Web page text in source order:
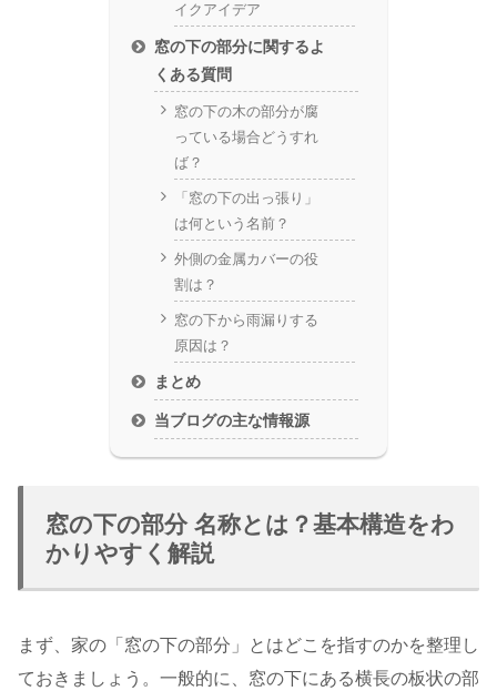
イクアイデア
窓の下の部分に関するよ
くある質問
窓の下の木の部分が腐
っている場合どうすれ
ば？
「窓の下の出っ張り」
は何という名前？
外側の金属カバーの役
割は？
窓の下から雨漏りする
原因は？
まとめ
当ブログの主な情報源
窓の下の部分 名称とは？基本構造をわ
かりやすく解説
まず、家の「窓の下の部分」とはどこを指すのかを整理し
ておきましょう。一般的に、窓の下にある横長の板状の部